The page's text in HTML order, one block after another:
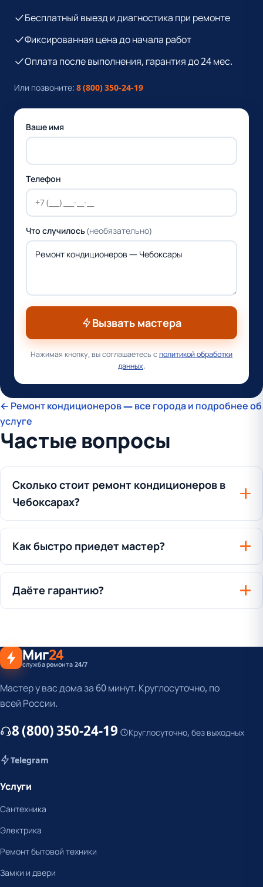
Бесплатный выезд и диагностика при ремонте
Фиксированная цена до начала работ
Оплата после выполнения, гарантия до 24 мес.
Или позвоните: 8 (800) 350-24-19
Ваше имя
Телефон
Что случилось(необязательно)
Вызвать мастера
Нажимая кнопку, вы соглашаетесь сполитикой обработки
данных.
← Ремонт кондиционеров — все города и подробнее об
услуге
Частые вопросы
Сколько стоит ремонт кондиционеров в
Чебоксарах?
Как быстро приедет мастер?
Даёте гарантию?
Миг24
служба ремонта 24/7
Мастер у вас дома за 60 минут. Круглосуточно, по
всей России.
8 (800) 350-24-19 Круглосуточно, без выходных
Telegram
Услуги
Сантехника
Электрика
Ремонт бытовой техники
Замки и двери